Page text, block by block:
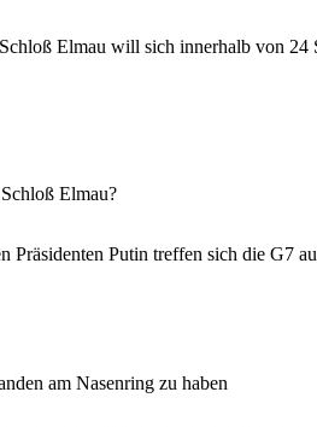
Elmau will sich innerhalb von 24
Elmau?
Präsidenten Putin treffen sich die G7
am Nasenring zu haben